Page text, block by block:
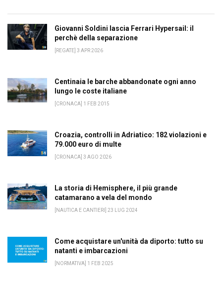
Giovanni Soldini lascia Ferrari Hypersail: il
perchè della separazione
[REGATE] 3 APR 2026
Centinaia le barche abbandonate ogni anno
lungo le coste italiane
[CRONACA] 1 FEB 2015
Croazia, controlli in Adriatico: 182 violazioni e
79.000 euro di multe
[CRONACA] 3 AGO 2026
La storia di Hemisphere, il più grande
catamarano a vela del mondo
[NAUTICA E CANTIERI] 23 LUG 2024
Come acquistare un'unità da diporto: tutto su
natanti e imbarcazioni
[NORMATIVA] 1 FEB 2025